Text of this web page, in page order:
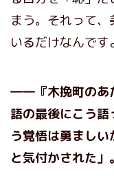
まう。それって
いるだけなんです
――『木挽町のあ
語の最後にこう
う覚悟は勇まし
と気付かされた」 。